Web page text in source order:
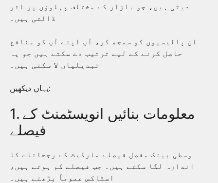
دیتی ہیں، جو بازار کے مختلف پہلوؤں پر اثر
ان پالیسیوں کو سمجھ کر، آپ اپنے آپ کو منافع
حاصل کرنے کے لیے ترتیب دے سکتے ہیں جو یہ
یہاں دیکھیں:
1. معلومات بنائیں انویسٹمنٹ کے
فیصلے
وسطی بینک مفصل فیصلے مارکیٹ کے رجحانات کا
اندازہ لگا سکتے ہیں۔ جب فیصلے کم ہوتے ہیں،
اسٹاکس عموماً بڑھتے ہیں۔